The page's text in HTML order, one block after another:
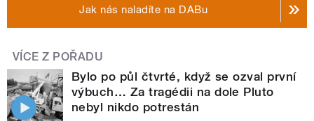
Jak nás naladíte na DABu
VÍCE Z POŘADU
Bylo po půl čtvrté, když se ozval první
výbuch… Za tragédii na dole Pluto
nebyl nikdo potrestán